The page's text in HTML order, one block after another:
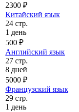
2300 ₽
Китайский язык
24 стр.
1 день
500 ₽
Английский язык
27 стр.
8 дней
5000 ₽
Французский язык
29 стр.
1 день